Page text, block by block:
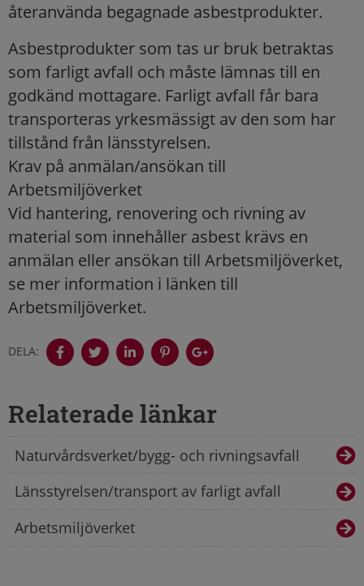
återanvända begagnade asbestprodukter.
Asbestprodukter som tas ur bruk betraktas
som farligt avfall och måste lämnas till en
godkänd mottagare. Farligt avfall får bara
transporteras yrkesmässigt av den som har
tillstånd från länsstyrelsen.
Krav på anmälan/ansökan till
Arbetsmiljöverket
Vid hantering, renovering och rivning av
material som innehåller asbest krävs en
anmälan eller ansökan till Arbetsmiljöverket,
se mer information i länken till
Arbetsmiljöverket.
DELA:
Relaterade länkar
Naturvårdsverket/bygg- och rivningsavfall
Länsstyrelsen/transport av farligt avfall
Arbetsmiljöverket